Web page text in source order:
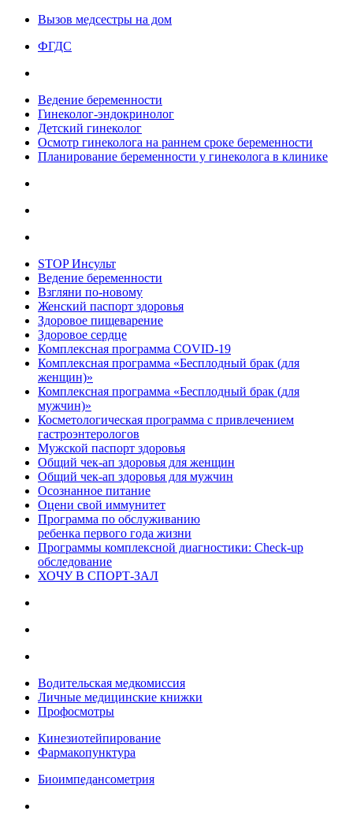
Вызов медсестры на дом
ФГДС
Ведение беременности
Гинеколог-эндокринолог
Детский гинеколог
Осмотр гинеколога на раннем сроке беременности
Планирование беременности у гинеколога в клинике
STOP Инсульт
Ведение беременности
Взгляни по-новому
Женский паспорт здоровья
Здоровое пищеварение
Здоровое сердце
Комплексная программа COVID-19
Комплексная программа «Бесплодный брак (для
женщин)»
Комплексная программа «Бесплодный брак (для
мужчин)»
Косметологическая программа с привлечением
гастроэнтерологов
Мужской паспорт здоровья
Общий чек-ап здоровья для женщин
Общий чек-ап здоровья для мужчин
Осознанное питание
Оцени свой иммунитет
Программа по обслуживанию
ребенка первого года жизни
Программы комплексной диагностики: Check-up
обследование
ХОЧУ В CПОРТ-ЗАЛ
Водительская медкомиссия
Личные медицинские книжки
Профосмотры
Кинезиотейпирование
Фармакопунктура
Биоимпедансометрия